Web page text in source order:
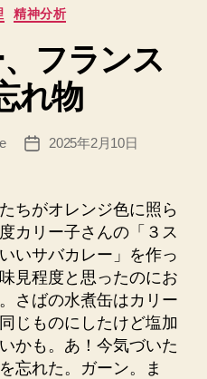
カ
リ
ー
精神分析
フランス
れ物
投
2025年2月10日
ちがオレンジ色に照ら
カリー子さんの「３ス
いサバカレー」を作っ
見程度と思ったのにお
さばの水煮缶はカリー
じものにしたけど塩加
かも。あ！今気づいた
忘れた。ガーン。ま